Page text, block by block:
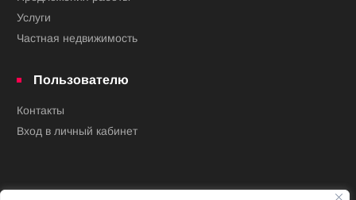
Услуги
Частная недвижимость
Пользователю
Контакты
Вход в личный кабинет